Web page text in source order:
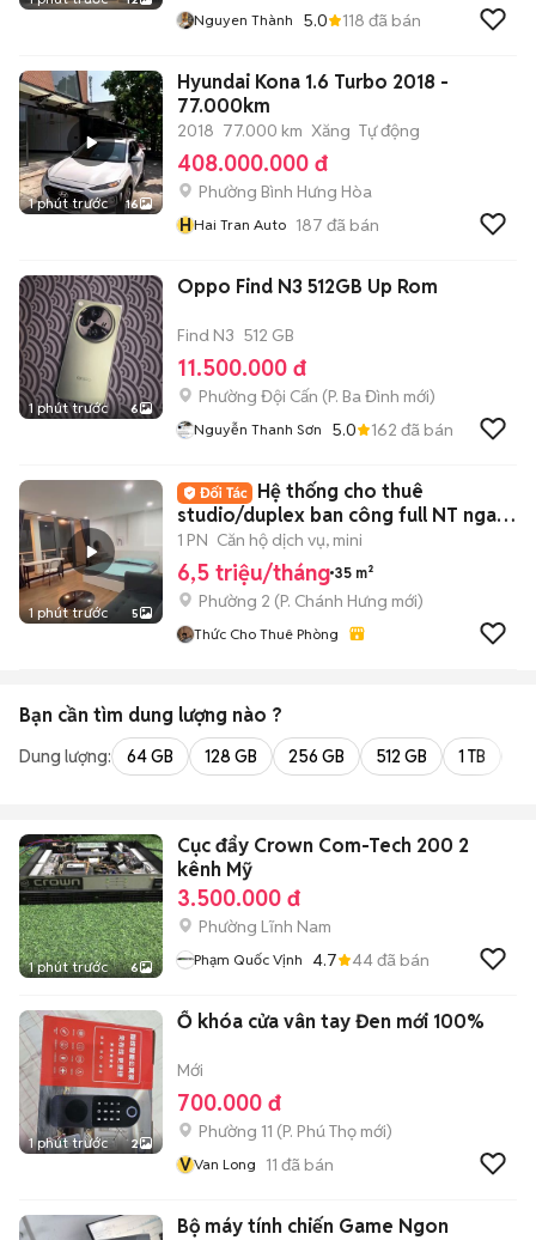
Nguyen Thành 5.0 118 đã bán
1 phút trước 16
Hyundai Kona 1.6 Turbo 2018 -
77.000km
2018 77.000 km Xăng Tự động
408.000.000 đ
Phường Bình Hưng Hòa
HHai Tran Auto 187 đã bán
1 phút trước 6
Oppo Find N3 512GB Up Rom
Find N3 512 GB
11.500.000 đ
Phường Đội Cấn (P. Ba Đình mới)
Nguyễn Thanh Sơn 5.0 162 đã bán
1 phút trước 5
Hệ thống cho thuê
studio/duplex ban công full NT ngay
trung tâm
1 PN Căn hộ dịch vụ, mini
6,5 triệu/tháng 35 m²
Phường 2 (P. Chánh Hưng mới)
Thức Cho Thuê Phòng
Bạn cần tìm dung lượng nào ?
Dung lượng: 64 GB 128 GB 256 GB 512 GB 1 TB
1 phút trước 6
Cục đẩy Crown Com-Tech 200 2
kênh Mỹ
3.500.000 đ
Phường Lĩnh Nam
Phạm Quốc Vịnh 4.7 44đã bán
1 phút trước 2
Ổ khóa cửa vân tay Đen mới 100%
Mới
700.000 đ
Phường 11 (P. Phú Thọ mới)
VVan Long 11 đã bán
Bộ máy tính chiến Game Ngon